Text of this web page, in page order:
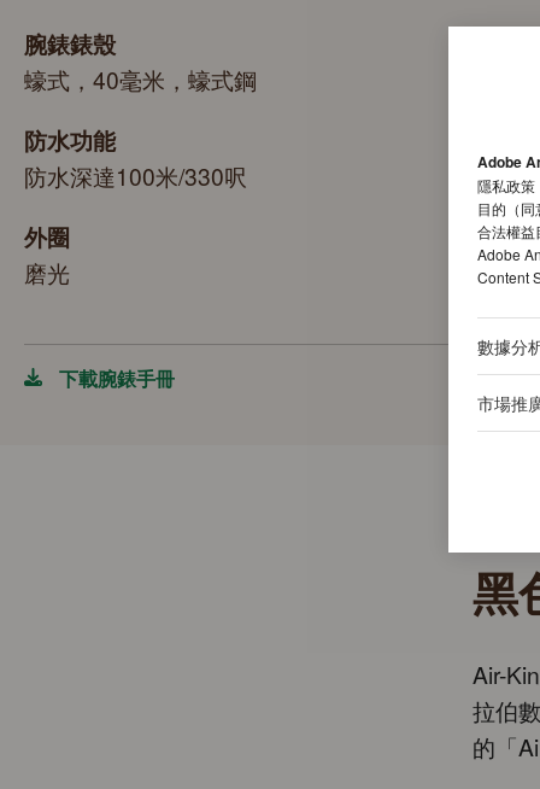
腕錶錶殼
蠔式，40毫米，蠔式鋼
防水功能
防水深達100米/330呎
外圈
磨光
下載腕錶手冊
黑
Air-
拉伯
的「
Adobe
隱私政策
目的（同
合法權益
Adobe
Content
數據分
市場推